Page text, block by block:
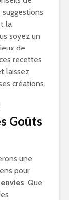
suggestions
la
soyez un
de
recettes
laissez
créations.
Goûts
une
pour
. Que